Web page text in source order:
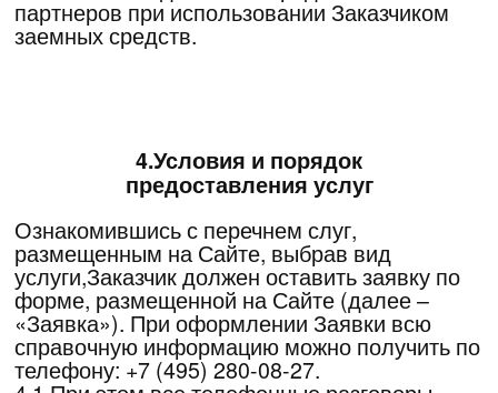
совершается с использованием средств
автоматизации или без использования таких
средств с персональными данными, включая
персональных данных с целью выполнения
Исполнителем своих обязательств принятых
по условиям настоящего Договора, иных
а также с целью выполнения требований
нормативных актов по противодействию
легализации денежных средств, полученных
преступным путем и иных нормативных
актов. Срок использования
предоставленных Заказчиком персональных
данных – бессрочно. Заказчик также дает
свое согласие на обработку и использование
Исполнителем предоставленной им
информации и (или) его персональных